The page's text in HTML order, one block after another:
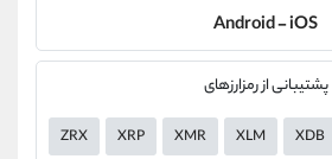
Android - iOS
پشتیبانی از رمزارزهای
ZRX XRP XMR XLM XDB